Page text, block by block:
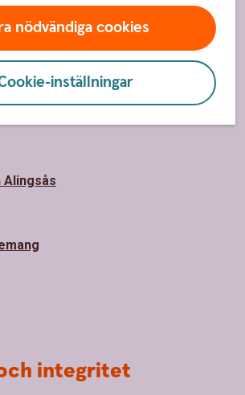
nödvändiga cookies
inställningar
kurser
Alingsås
integritet